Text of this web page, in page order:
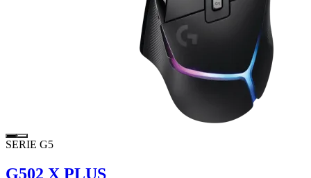
SERIE G5
G502 X PLUS